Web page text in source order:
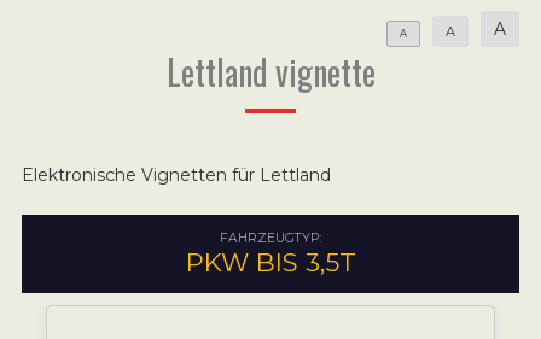
A A A
Lettland vignette
Elektronische Vignetten für Lettland
FAHRZEUGTYP:
PKW BIS 3,5T